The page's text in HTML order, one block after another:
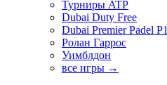
Турниры ATP
Dubai Duty Free
Dubai Premier Padel P1
Ролан Гаррос
Уимблдон
все игры →